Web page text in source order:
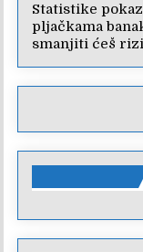
Statistike
pljačkama
smanjiti ćeš